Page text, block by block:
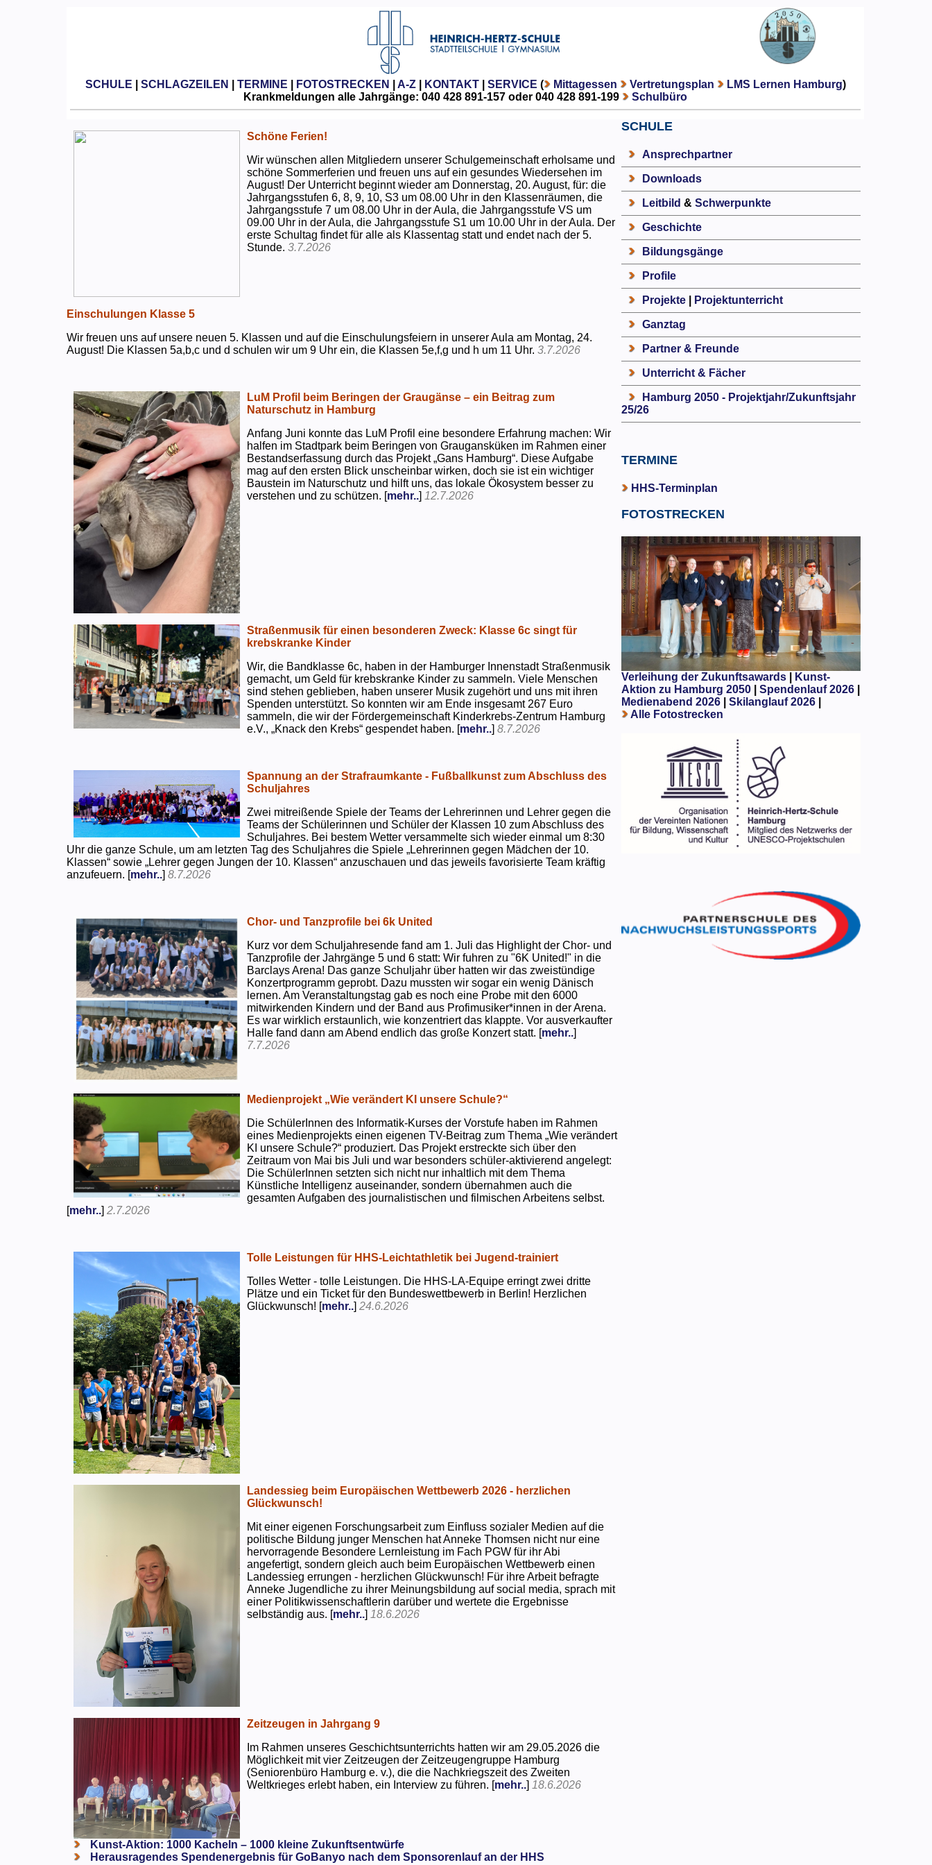
SCHULE SCHLAGZEILEN TERMINE FOTOSTRECKEN A-Z| KONTAKT| SERVICE ( Mittagessen Vertretungsplan LMS Lernen Hamburg)
Krankmeldungen alle Jahrgänge: 040 428 891-157 oder 040 428 891-199
Schulbüro
Schöne Ferien!
Wir wünschen allen Mitgliedern unserer Schulgemeinschaft erholsame und
schöne Sommerferien und freuen uns auf ein gesundes Wiedersehen im
August! Der Unterricht beginnt wieder am Donnerstag, 20. August, für: die
Jahrgangsstufen 6, 8, 9, 10, S3 um 08.00 Uhr in den Klassenräumen, die
Jahrgangsstufe 7 um 08.00 Uhr in der Aula, die Jahrgangsstufe VS um
09.00 Uhr in der Aula, die Jahrgangsstufe S1 um 10.00 Uhr in der Aula. Der
erste Schultag findet für alle als Klassentag statt und endet nach der 5.
Stunde.3.7.2026
Einschulungen Klasse 5
Wir freuen uns auf unsere neuen 5. Klassen und auf die Einschulungsfeiern in unserer Aula am Montag, 24.
August! Die Klassen 5a,b,c und d schulen wir um 9 Uhr ein, die Klassen 5e,f,g und h um 11 Uhr.3.7.2026
LuM Profil beim Beringen der Graugänse – ein Beitrag zum
Naturschutz in Hamburg
Anfang Juni konnte das LuM Profil eine besondere Erfahrung machen: Wir
halfen im Stadtpark beim Beringen von Graugansküken im Rahmen einer
Bestandserfassung durch das Projekt „Gans Hamburg“. Diese Aufgabe
mag auf den ersten Blick unscheinbar wirken, doch sie ist ein wichtiger
Baustein im Naturschutz und hilft uns, das lokale Ökosystem besser zu
verstehen und zu schützen. [mehr..] 12.7.2026
Straßenmusik für einen besonderen Zweck: Klasse 6c singt für
krebskranke Kinder
Wir, die Bandklasse 6c, haben in der Hamburger Innenstadt Straßenmusik
gemacht, um Geld für krebskranke Kinder zu sammeln. Viele Menschen
sind stehen geblieben, haben unserer Musik zugehört und uns mit ihren
Spenden unterstützt. So konnten wir am Ende insgesamt 267 Euro
sammeln, die wir der Fördergemeinschaft Kinderkrebs-Zentrum Hamburg
e.V., „Knack den Krebs“ gespendet haben. [mehr..]8.7.2026
Spannung an der Strafraumkante - Fußballkunst zum Abschluss des
Schuljahres
Zwei mitreißende Spiele der Teams der Lehrerinnen und Lehrer gegen die
Teams der Schülerinnen und Schüler der Klassen 10 zum Abschluss des
Schuljahres. Bei bestem Wetter versammelte sich wieder einmal um 8:30
Uhr die ganze Schule, um am letzten Tag des Schuljahres die Spiele „Lehrerinnen gegen Mädchen der 10.
Klassen“ sowie „Lehrer gegen Jungen der 10. Klassen“ anzuschauen und das jeweils favorisierte Team kräftig
anzufeuern. [mehr..]8.7.2026
Chor- und Tanzprofile bei 6k United
Kurz vor dem Schuljahresende fand am 1. Juli das Highlight der Chor- und
Tanzprofile der Jahrgänge 5 und 6 statt: Wir fuhren zu "6K United!" in die
Barclays Arena! Das ganze Schuljahr über hatten wir das zweistündige
Konzertprogramm geprobt. Dazu mussten wir sogar ein wenig Dänisch
lernen. Am Veranstaltungstag gab es noch eine Probe mit den 6000
mitwirkenden Kindern und der Band aus Profimusiker*innen in der Arena.
Es war wirklich erstaunlich, wie konzentriert das klappte. Vor ausverkaufter
Halle fand dann am Abend endlich das große Konzert statt. [mehr..]
7.7.2026
Medienprojekt „Wie verändert KI unsere Schule?“
Die SchülerInnen des Informatik-Kurses der Vorstufe haben im Rahmen
eines Medienprojekts einen eigenen TV-Beitrag zum Thema „Wie verändert
KI unsere Schule?“ produziert. Das Projekt erstreckte sich über den
Zeitraum von Mai bis Juli und war besonders schüler-aktivierend angelegt:
Die SchülerInnen setzten sich nicht nur inhaltlich mit dem Thema
Künstliche Intelligenz auseinander, sondern übernahmen auch die
gesamten Aufgaben des journalistischen und filmischen Arbeitens selbst.
[mehr..]2.7.2026
Tolle Leistungen für HHS-Leichtathletik bei Jugend-trainiert
Tolles Wetter - tolle Leistungen. Die HHS-LA-Equipe erringt zwei dritte
Plätze und ein Ticket für den Bundeswettbewerb in Berlin! Herzlichen
Glückwunsch! [mehr..]24.6.2026
Landessieg beim Europäischen Wettbewerb 2026 - herzlichen
Glückwunsch!
Mit einer eigenen Forschungsarbeit zum Einfluss sozialer Medien auf die
politische Bildung junger Menschen hat Anneke Thomsen nicht nur eine
hervorragende Besondere Lernleistung im Fach PGW für ihr Abi
angefertigt, sondern gleich auch beim Europäischen Wettbewerb einen
Landessieg errungen - herzlichen Glückwunsch! Für ihre Arbeit befragte
Anneke Jugendliche zu ihrer Meinungsbildung auf social media, sprach mit
einer Politikwissenschaftlerin darüber und wertete die Ergebnisse
selbständig aus. [mehr..] 18.6.2026
Zeitzeugen in Jahrgang 9
Im Rahmen unseres Geschichtsunterrichts hatten wir am 29.05.2026 die
Möglichkeit mit vier Zeitzeugen der Zeitzeugengruppe Hamburg
(Seniorenbüro Hamburg e. v.), die die Nachkriegszeit des Zweiten
Weltkrieges erlebt haben, ein Interview zu führen. [mehr..] 18.6.2026
Kunst-Aktion: 1000 Kacheln – 1000 kleine Zukunftsentwürfe
Herausragendes Spendenergebnis für GoBanyo nach dem Sponsorenlauf an der HHS
SCHULE
Ansprechpartner
Downloads
Leitbild & Schwerpunkte
Geschichte
Bildungsgänge
Profile
Projekte| Projektunterricht
Ganztag
Partner & Freunde
Unterricht & Fächer
Hamburg 2050 - Projektjahr/Zukunftsjahr
25/26
TERMINE
HHS-Terminplan
FOTOSTRECKEN
Verleihung der Zukunftsawards|
Kunst-
Aktion zu Hamburg 2050
Spendenlauf 2026|
Medienabend 2026| Skilanglauf 2026|
Alle Fotostrecken